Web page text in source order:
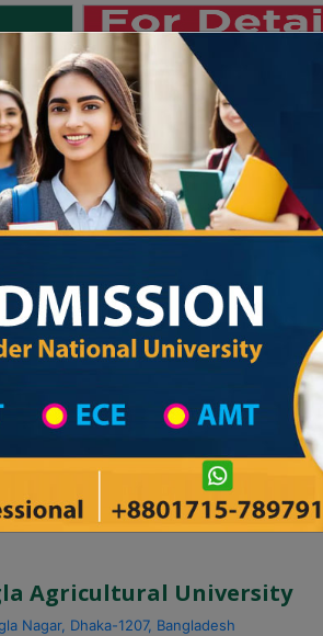
University University College
জাতীয় বিশ্ববিদ্যালয় ২০২৫-২৬ শিক্ষাবর্ষের ১ম
Admission
Agricultural University
Nagar, Dhaka-1207, Bangladesh